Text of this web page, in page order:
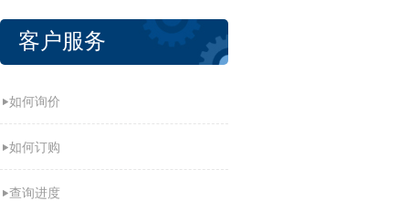
客户服务
如何询价
如何订购
查询进度